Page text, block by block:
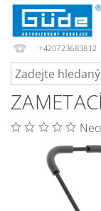
+420723683812